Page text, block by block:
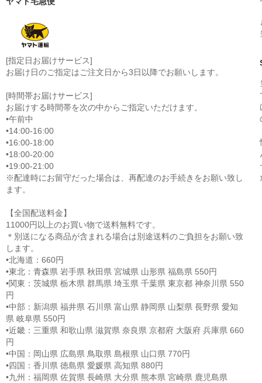
[指定日お届けサービス]
お届け日のご指定はご注文日から3日以降でお願いします。
[時間帯お届けサービス]
お届けする時間帯を次の中からご指定いただけます。
•午前中
•14:00-16:00
•16:00-18:00
•18:00-20:00
•19:00-21:00
※配達時にお留守だった場合は、再配達のお手続きをお願い致し
ます。
【全国配送料金】
11000円以上のお買い物で送料無料です。
＊別送になる商品が含まれる場合は別途送料のご負担をお願い致
します。
•北海道：660円
•東北：青森県 岩手県 秋田県 宮城県 山形県 福島県 550円
•関東：茨城県 栃木県 群馬県 埼玉県 千葉県 東京都 神奈川県 550
円
•中部：新潟県 福井県 石川県 富山県 静岡県 山梨県 長野県 愛知
県 岐阜県 550円
•近畿：三重県 和歌山県 滋賀県 奈良県 京都府 大阪府 兵庫県 660
円
•中国：岡山県 広島県 鳥取県 島根県 山口県 770円
•四国：香川県 徳島県 愛媛県 高知県 880円
•九州：福岡県 佐賀県 長崎県 大分県 熊本県 宮崎県 鹿児島県